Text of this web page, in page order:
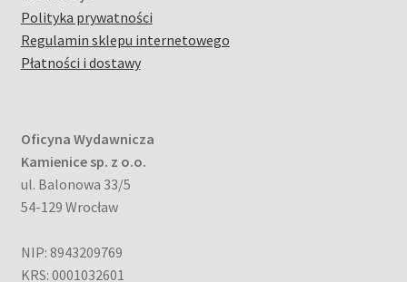
Polityka prywatności
Regulamin sklepu internetowego
Płatności i dostawy
Oficyna Wydawnicza
Kamienice sp. z o.o.
ul. Balonowa 33/5
54-129 Wrocław
NIP: 8943209769
KRS: 0001032601